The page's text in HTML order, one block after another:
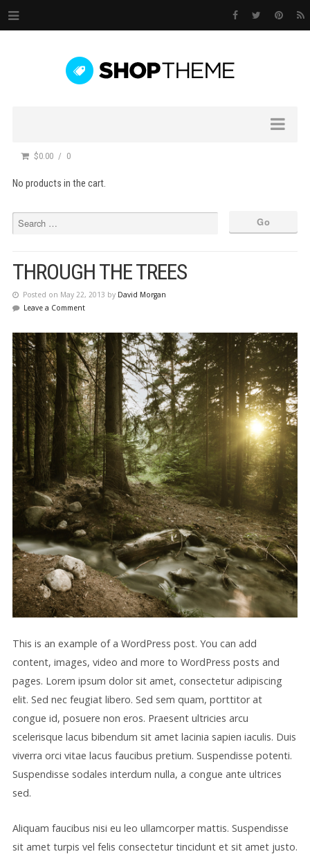
$0.00 0
No products in the cart.
THROUGH THE TREES
Posted on May 22, 2013 by David Morgan
Leave a Comment
This is an example of a WordPress post. You can add
content, images, video and more to WordPress posts and
pages. Lorem ipsum dolor sit amet, consectetur adipiscing
elit. Sed nec feugiat libero. Sed sem quam, porttitor at
congue id, posuere non eros. Praesent ultricies arcu
scelerisque lacus bibendum sit amet lacinia sapien iaculis. Duis
viverra orci vitae lacus faucibus pretium. Suspendisse potenti.
Suspendisse sodales interdum nulla, a congue ante ultrices
sed.
Aliquam faucibus nisi eu leo ullamcorper mattis. Suspendisse
sit amet turpis vel felis consectetur tincidunt et sit amet justo.